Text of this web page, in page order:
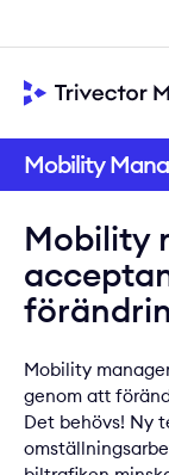
Mobility
Mobility
Mobility
genom att
Det behövs! Ny